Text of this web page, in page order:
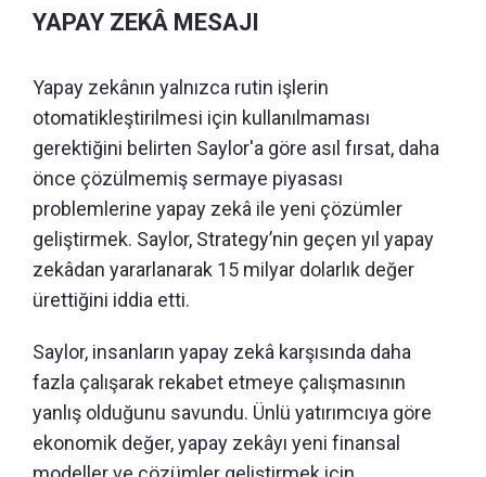
YAPAY ZEKÂ MESAJI
Yapay zekânın yalnızca rutin işlerin
otomatikleştirilmesi için kullanılmaması
gerektiğini belirten Saylor'a göre asıl fırsat, daha
önce çözülmemiş sermaye piyasası
problemlerine yapay zekâ ile yeni çözümler
geliştirmek. Saylor, Strategy’nin geçen yıl yapay
zekâdan yararlanarak 15 milyar dolarlık değer
ürettiğini iddia etti.
Saylor, insanların yapay zekâ karşısında daha
fazla çalışarak rekabet etmeye çalışmasının
yanlış olduğunu savundu. Ünlü yatırımcıya göre
ekonomik değer, yapay zekâyı yeni finansal